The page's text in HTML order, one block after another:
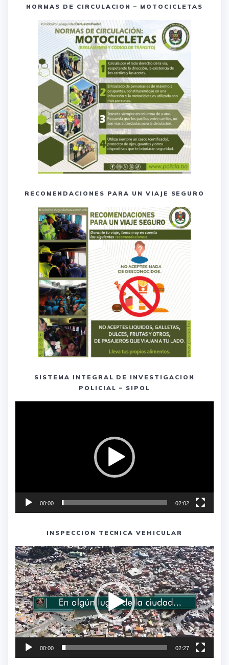
NORMAS DE CIRCULACION – MOTOCICLETAS
RECOMENDACIONES PARA UN VIAJE SEGURO
SISTEMA INTEGRAL DE INVESTIGACION
POLICIAL – SIPOL
00:00 02:02
INSPECCION TECNICA VEHICULAR
Reproductor
de
vídeo
00:00 02:27